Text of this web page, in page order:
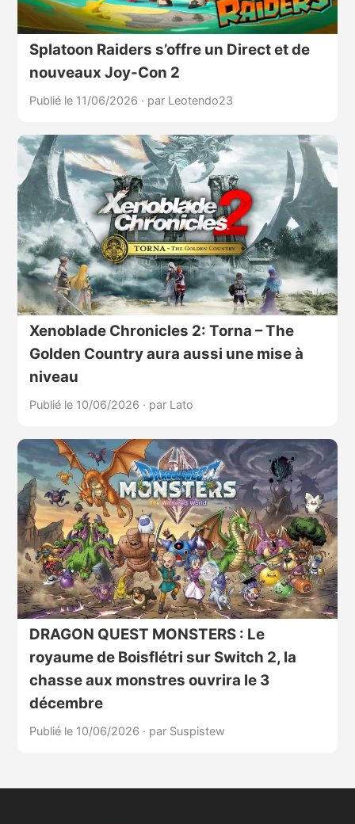
Splatoon Raiders s’offre un Direct et de
nouveaux Joy-Con 2
Publié le 11/06/2026 · par Leotendo23
Xenoblade Chronicles 2: Torna – The
Golden Country aura aussi une mise à
niveau
Publié le 10/06/2026 · par Lato
DRAGON QUEST MONSTERS : Le
royaume de Boisflétri sur Switch 2, la
chasse aux monstres ouvrira le 3
décembre
Publié le 10/06/2026 · par Suspistew